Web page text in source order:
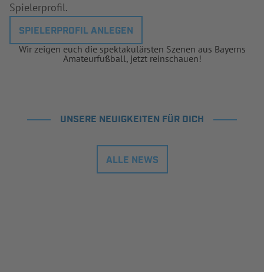
Spielerprofil.
SPIELERPROFIL ANLEGEN
Wir zeigen euch die spektakulärsten Szenen aus Bayerns
Amateurfußball, jetzt reinschauen!
UNSERE NEUIGKEITEN FÜR DICH
ALLE NEWS